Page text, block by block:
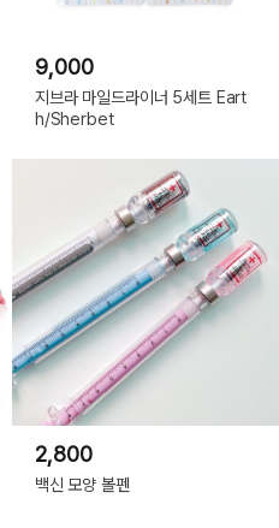
9,000
지브라 마일드라이너 5세트 Eart
h/Sherbet
2,800
백신 모양 볼펜